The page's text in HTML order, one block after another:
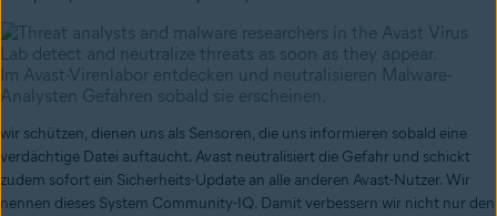
Im Avast-Virenlabor entdecken und neutralisieren Malware-
Analysten Gefahren sobald sie erscheinen.
wir schützen, dienen uns als Sensoren, die uns informieren sobald eine
verdächtige Datei auftaucht. Avast neutralisiert die Gefahr und schickt
zudem sofort ein Sicherheits-Update an alle anderen Avast-Nutzer. Wir
nennen dieses System Community-IQ. Damit verbessern wir nicht nur den